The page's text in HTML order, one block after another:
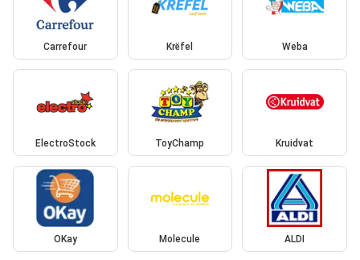
Carrefour Krëfel Weba
ElectroStock ToyChamp Kruidvat
OKay Molecule ALDI